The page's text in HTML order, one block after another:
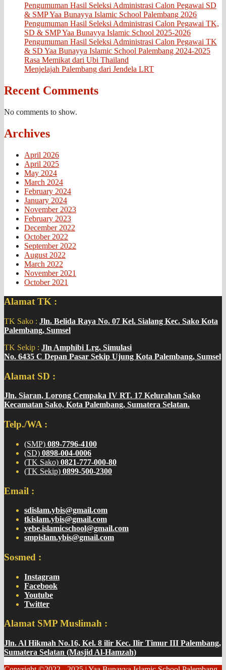
Pengumuman Hasil Seleksi Administrasi Calon Pegawai SD
& SMP Yaa Bunayya Islamic School Palembang 2026
Pengumuman Hasil Seleksi Administrasi Calon Pegawai TK,
SD & SMP Yaa Bunayya Islamic School 2025-2026
Pengumuman Hasil Seleksi Administrasi Calon Pegawai TK
& SD Yaa Bunayya Islamic School Palembang 2024-2025
Rasa Memikat dari Ubi Thailand
Menjelajah Palembang dari Jendela LRT
Recent Comments
No comments to show.
Archives
April 2026
April 2025
May 2024
March 2024
February 2024
January 2024
November 2023
February 2023
December 2022
October 2022
September 2022
August 2022
March 2022
November 2021
October 2021
Alamat TK :
TK Sako : Jln. Belida Raya No. 07 Kel. Sialang Kec. Sako Kota
Palembang, Sumsel
TK Sekip : Jln Amphibi Lrg. Simulasi
No. 6435 C Depan Pasar Sekip Ujung Kota Palembang, Sumsel
Alamat SD :
Jln. Siaran, Lorong Cempaka IV RT. 17 Kelurahan Sako
Kecamatan Sako, Kota Palembang, Sumatera Selatan.
Telp./WA :
(SMP) 089-7796-4100
(SD) 0898-004-0006
(TK Sako) 0821-777-000-80
(TK Sekip) 0899-500-2300
Email :
sdislam.ybis@gmail.com
tkislam.ybis@gmail.com
yebe.islamicschool@gmail.com
smpislam.ybis@gmail.com
Sosmed :
Instagram
Facebook
Youtube
Twitter
Alamat SMP Muslimah :
Jln. Al Hikmah No.16, Kel. 8 ilir Kec. Ilir Timur III Palembang,
Sumatera Selatan (Masjid Al-Hamzah)